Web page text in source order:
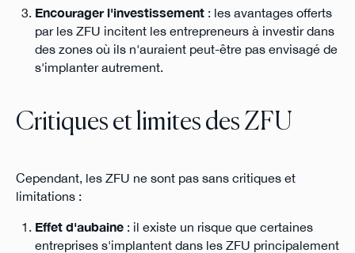
Encourager l'investissement: les avantages offerts
par les ZFU incitent les entrepreneurs à investir dans
des zones où ils n'auraient peut-être pas envisagé de
s'implanter autrement.
Critiques et limites des ZFU
Cependant, les ZFU ne sont pas sans critiques et
limitations :
Effet d'aubaine: il existe un risque que certaines
entreprises s'implantent dans les ZFU principalement